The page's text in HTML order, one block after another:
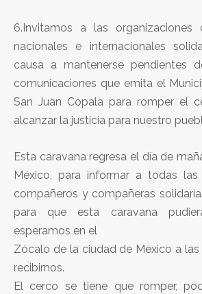
6.Invitamos a las organizaciones
nacionales e internacionales
causa a mantenerse pendientes
comunicaciones que emita el
San Juan Copala para romper el
alcanzar la justicia para nuestro
Esta caravana regresa el día de
México, para informar a todas las
compañeros y compañeras
para que esta caravana
esperamos en el
Zócalo de la ciudad de México a
recibirnos.
El cerco se tiene que romper,